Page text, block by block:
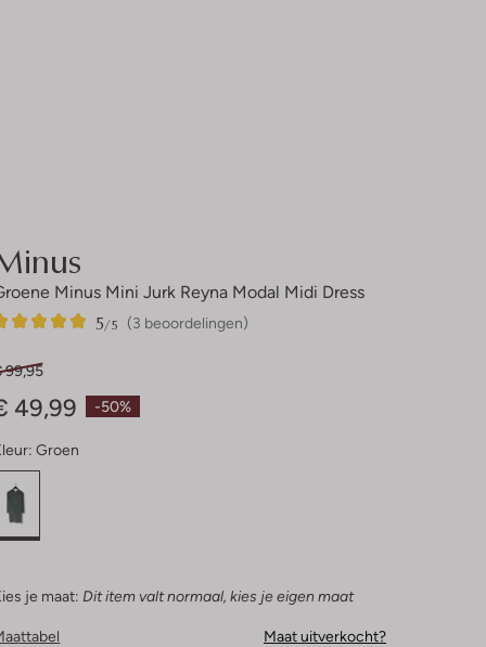
Minus Mini Jurk Reyna Modal Midi Dress
(3 beoordelingen)
5/5
-50%
99,95
49,99
Groen
je maat: Dit item valt normaal, kies je eigen maat
Maat uitverkocht?